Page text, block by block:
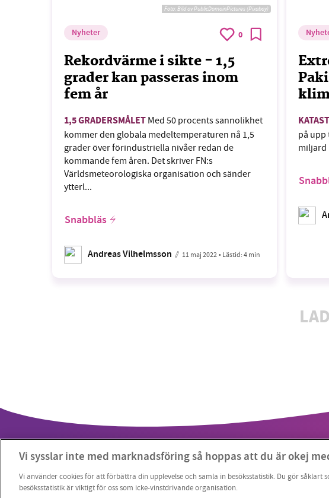
Foto:Bild av PublicDomainPictures (Pixabay)
Nyheter 0
Rekordvärme i sikte - 1,5
grader kan passeras inom
fem år
1,5 GRADERSMÅLET Med 50 procents sannolikhet
kommer den globala medeltemperaturen nå 1,5
grader över förindustriella nivåer redan de
kommande fem åren. Det skriver FN:s
Världsmeteorologiska organisation och sänder
ytterl...
Snabbläs
Andreas Vilhelmsson 11 maj 2022• Lästid:4 min
på upp
miljard
Vi sysslar inte med marknadsföring så hoppas att du är okej
Vi använder cookies för att förbättra din upplevelse och samla in besöksstatistik. Du gör såklart
besöksstatistik är viktigt för oss som icke-vinstdrivande organisation.